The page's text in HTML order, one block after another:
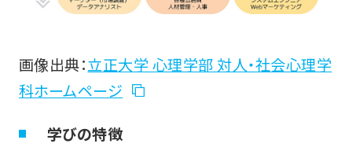
画像出典：立正大学 心理学部 対人・社会心理学
科ホームページ
学びの特徴